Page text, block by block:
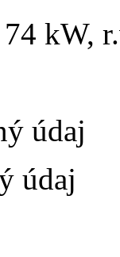
kW,
údaj
údaj